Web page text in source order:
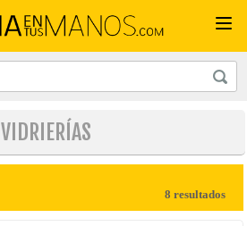
VIDRIERÍAS
8 resultados